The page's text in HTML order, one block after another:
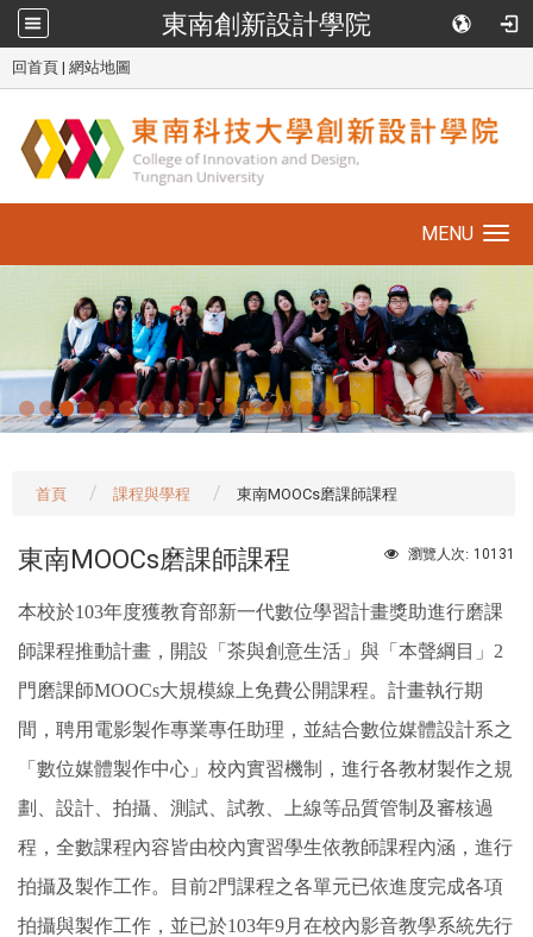
東南創新設計學院
回首頁 | 網站地圖
navigation
MENU
首頁 課程與學程 東南MOOCs磨課師課程
瀏覽人次: 10131
東南MOOCs磨課師課程
本校於103年度獲教育部新一代數位學習計畫獎助進行磨課
師課程推動計畫，開設「茶與創意生活」與「本聲綱目」2
門磨課師MOOCs大規模線上免費公開課程。計畫執行期
間，聘用電影製作專業專任助理，並結合數位媒體設計系之
「數位媒體製作中心」校內實習機制，進行各教材製作之規
劃、設計、拍攝、測試、試教、上線等品質管制及審核過
程，全數課程內容皆由校內實習學生依教師課程內涵，進行
拍攝及製作工作。目前2門課程之各單元已依進度完成各項
拍攝與製作工作，並已於103年9月在校內影音教學系統先行